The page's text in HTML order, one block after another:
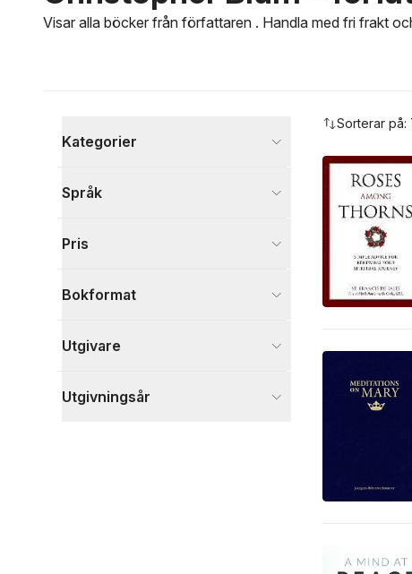
Visar alla böcker från författaren . Handla med fri frakt
Kategorier
Visa fler
Språk
Pris
Bokformat
Utgivare
Utgivningsår
Sorterar på: